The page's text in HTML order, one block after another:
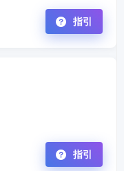
指引
指引